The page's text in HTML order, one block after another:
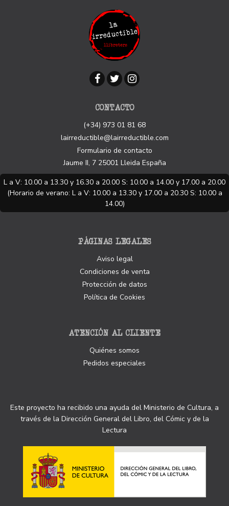
CONTACTO
(+34) 973 01 81 68
lairreductible@lairreductible.com
Formulario de contacto
Jaume II, 7 25001 Lleida España
L a V: 10.00 a 13.30 y 16.30 a 20.00 S: 10.00 a 14.00 y 17.00 a 20.00
(Horario de verano: L a V: 10.00 a 13.30 y 17.00 a 20.30 S: 10.00 a
14.00)
PÁGINAS LEGALES
Aviso legal
Condiciones de venta
Protección de datos
Política de Cookies
ATENCIÓN AL CLIENTE
Quiénes somos
Pedidos especiales
Este proyecto ha recibido una ayuda del Ministerio de Cultura, a
través de la Dirección General del Libro, del Cómic y de la
Lectura